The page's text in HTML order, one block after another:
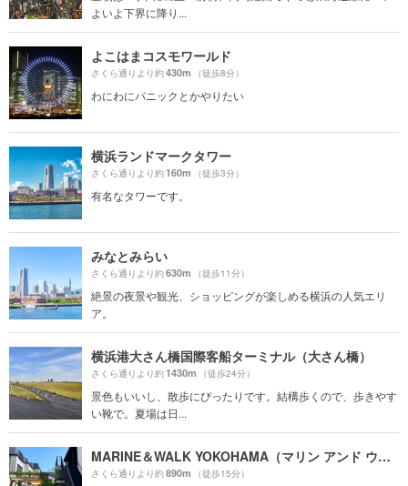
よいよ下界に降り...
よこはまコスモワールド
さくら通りより約430m （徒歩8分）
わにわにパニックとかやりたい
横浜ランドマークタワー
さくら通りより約160m （徒歩3分）
有名なタワーです。
みなとみらい
さくら通りより約630m （徒歩11分）
絶景の夜景や観光、ショッピングが楽しめる横浜の人気エリ
ア。
横浜港大さん橋国際客船ターミナル（大さん橋）
さくら通りより約1430m （徒歩24分）
景色もいいし、散歩にぴったりです。結構歩くので、歩きやす
い靴で。夏場は日...
MARINE＆WALK YOKOHAMA（マリン アンド ウォーク ヨコハマ）
さくら通りより約890m （徒歩15分）